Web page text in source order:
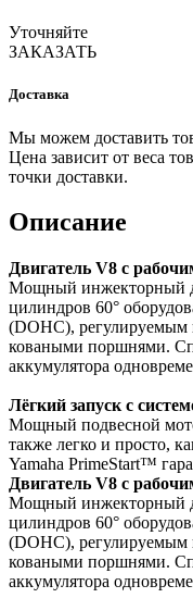
Уточняйте
ЗАКАЗАТЬ
Доставка
Мы можем доставить
Цена зависит от веса
точки доставки.
Описание
Двигатель V8 с
Мощный инжекторный
цилиндров 60°
(DOHC), регулируемым
коваными поршнями.
аккумулятора
Лёгкий запуск с
Мощный подвесной
также легко и просто,
Yamaha PrimeStart™
Двигатель V8 с
Мощный инжекторный
цилиндров 60°
(DOHC), регулируемым
коваными поршнями.
аккумулятора